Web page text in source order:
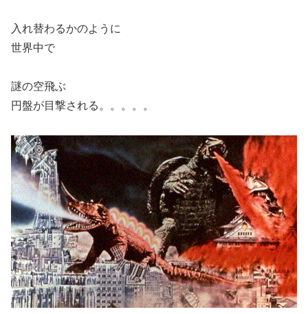
入れ替わるかのように
世界中で
謎の空飛ぶ
円盤が目撃される。。。。。